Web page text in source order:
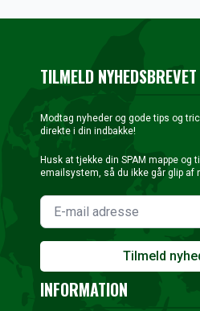
TILMELD NYHEDSBREVET
Modtag nyheder og gode tips og
direkte i din indbakke!
Husk at tjekke din SPAM mappe og
emailsystem, så du ikke går glip af
Tilmeld
INFORMATION